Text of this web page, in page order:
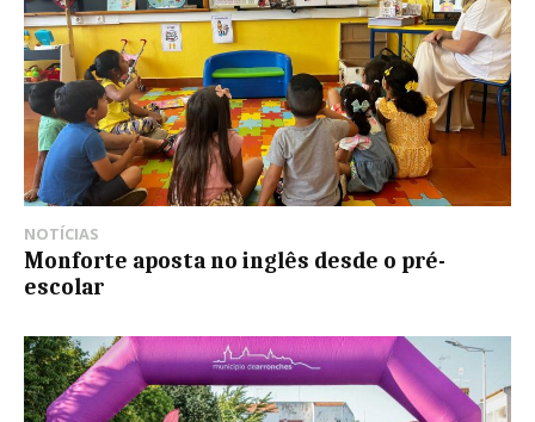
NOTÍCIAS
Monforte aposta no inglês desde o pré-
escolar